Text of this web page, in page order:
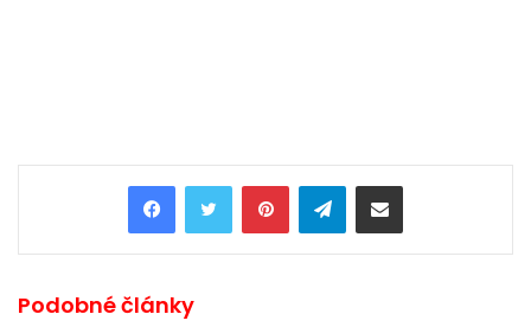
PinterestTelegramShare via Email
Podobné články